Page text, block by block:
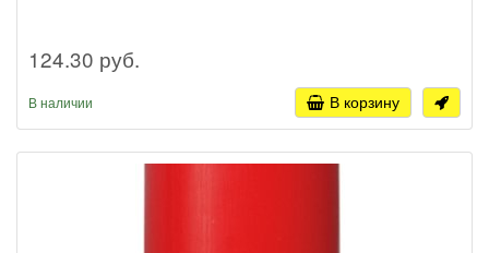
124.30 руб.
В наличии В корзину